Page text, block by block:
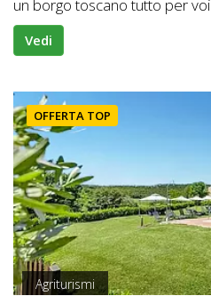
un borgo toscano tutto per voi
Vedi
OFFERTA TOP
Agriturismi